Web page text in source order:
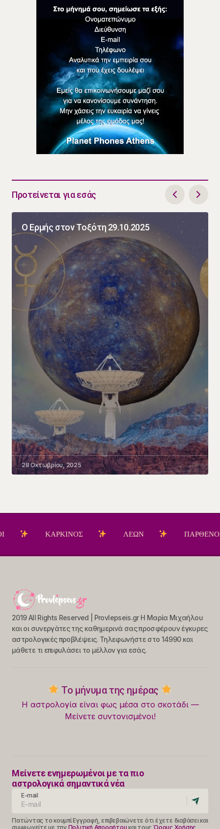
Προτείνεται για εσάς
Ο Ερμής στον Τοξότη 29.10.2025
28 Οκτωβρίου, 2025
ΚΑΡΚΙΝΟΣ ΛΕΩΝ ΠΑΡΘΕΝΟΣ
2019 All Rights Reserved | Provlepseis.gr Η Μαρία Μιχαήλου
και οι συνεργάτες της καθημερινά σας προσφέρουν έγκυρες
αστρολογικές προβλέψεις. Τηλεφωνήστε στο 14990 και
μάθετε τι επιφυλάσει το μέλλον για εσάς.
Το μήνυμα της ημέρας
Η αστρολογία είναι φως μέσα στο σκοτάδι —
Μείνετε συντονισμένοι!
Μείνετε ενημερωμένοι με τα πιο
αστρολογικά σημαντικά νέα
E-mail
Πατώντας το κουμπί Εγγραφή, επιβεβαιώνετε ότι έχετε διαβάσει και
συμφωνείτε με την Πολιτική Απορρήτου και τους Όρους Χρήσης